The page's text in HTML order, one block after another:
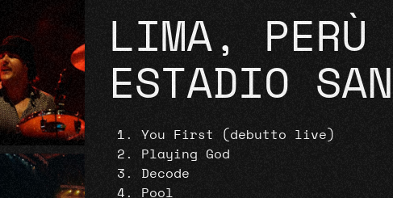
LIMA, PERÙ
ESTADIO
You First (debutto live)
Playing God
Decode
Pool